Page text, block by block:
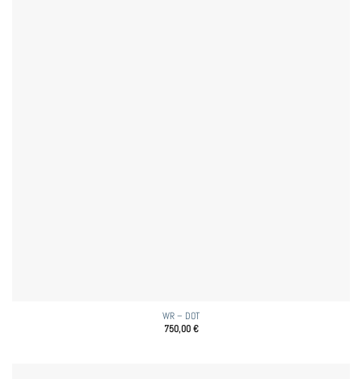
WR – DOT
750,00€